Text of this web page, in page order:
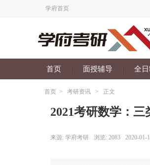
学府首页
首页 面授辅导 全
首页 > 考研资讯 > 正文
2021考研数学：
来源: 学府考研 浏览: 2083 2020-01-